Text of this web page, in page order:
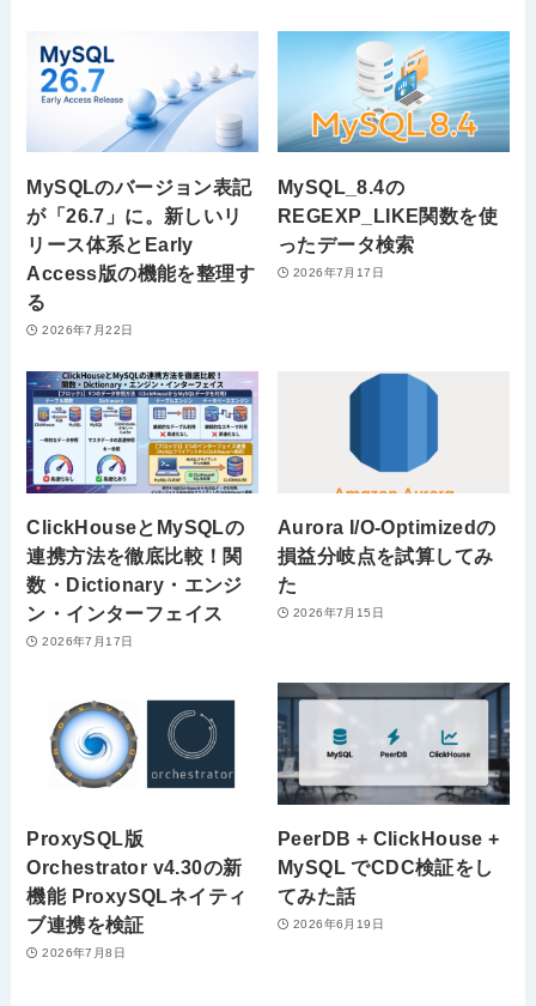
MySQLのバージョン表記
が「26.7」に。新しいリ
リース体系とEarly
Access版の機能を整理す
る
2026年7月22日
MySQL_8.4の
REGEXP_LIKE関数を使
ったデータ検索
2026年7月17日
ClickHouseとMySQLの
連携方法を徹底比較！関
数・Dictionary・エンジ
ン・インターフェイス
2026年7月17日
Aurora I/O-Optimizedの
損益分岐点を試算してみ
た
2026年7月15日
ProxySQL版
Orchestrator v4.30の新
機能 ProxySQLネイティ
ブ連携を検証
2026年7月8日
PeerDB + ClickHouse +
MySQL でCDC検証をし
てみた話
2026年6月19日